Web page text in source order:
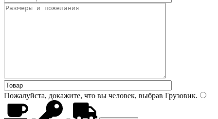
Пожалуйста, докажите, что вы человек, выбрав Грузовик.